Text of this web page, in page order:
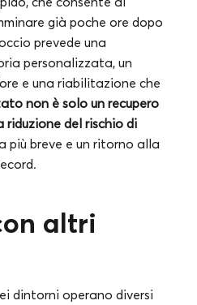
già poche ore dopo
prevede una
personalizzata, un
e una riabilitazione che
non è solo un recupero
riduzione del rischio di
più breve e un ritorno alla
altri
dintorni operano diversi